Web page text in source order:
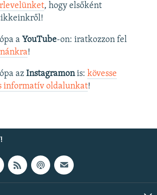
, hogy elsőként
a YouTube-on: iratkozzon fel
!
az Instagramonis: kövesse
informatív oldalunkat! ​